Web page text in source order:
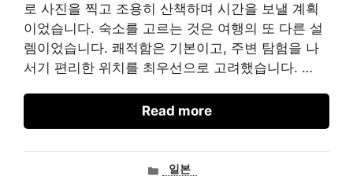
로 사진을 찍고 조용히 산책하며 시간을 보낼 계획
이었습니다. 숙소를 고르는 것은 여행의 또 다른 설
렘이었습니다. 쾌적함은 기본이고, 주변 탐험을 나
서기 편리한 위치를 최우선으로 고려했습니다. …
Read more
카일본